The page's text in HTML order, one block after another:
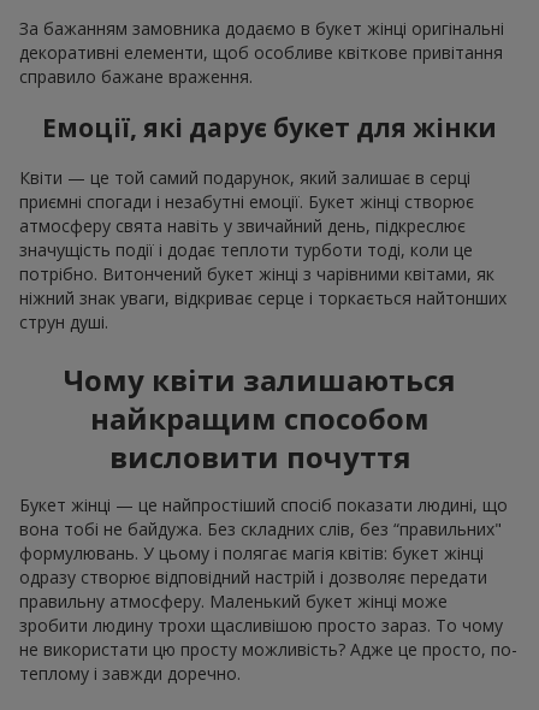
За бажанням замовника додаємо в букет жінці оригінальні
декоративні елементи, щоб особливе квіткове привітання
справило бажане враження.
Емоції, які дарує букет для жінки
Квіти — це той самий подарунок, який залишає в серці
приємні спогади і незабутні емоції. Букет жінці створює
атмосферу свята навіть у звичайний день, підкреслює
значущість події і додає теплоти турботи тоді, коли це
потрібно. Витончений букет жінці з чарівними квітами, як
ніжний знак уваги, відкриває серце і торкається найтонших
струн душі.
Чому квіти залишаються
найкращим способом
висловити почуття
Букет жінці — це найпростіший спосіб показати людині, що
вона тобі не байдужа. Без складних слів, без “правильних"
формулювань. У цьому і полягає магія квітів: букет жінці
одразу створює відповідний настрій і дозволяє передати
правильну атмосферу. Маленький букет жінці може
зробити людину трохи щасливішою просто зараз. То чому
не використати цю просту можливість? Адже це просто, по-
теплому і завжди доречно.